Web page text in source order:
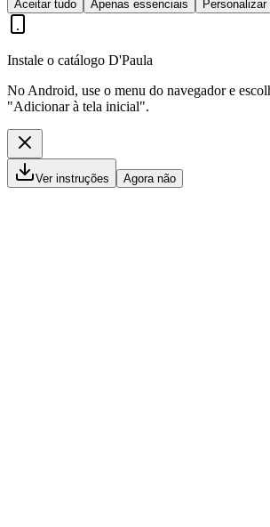
Aceitar tudo Apenas essenciais Personalizar
Instale o catálogo D'Paula
No Android, use o menu do navegador e
"Adicionar à tela inicial".
Ver instruções Agora não